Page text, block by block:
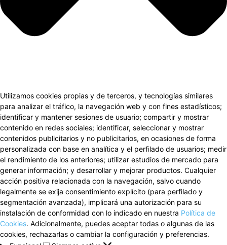
Utilizamos cookies propias y de terceros, y tecnologías similares
para analizar el tráfico, la navegación web y con fines estadísticos;
identificar y mantener sesiones de usuario; compartir y mostrar
contenido en redes sociales; identificar, seleccionar y mostrar
contenidos publicitarios y no publicitarios, en ocasiones de forma
personalizada con base en analítica y el perfilado de usuarios; medir
el rendimiento de los anteriores; utilizar estudios de mercado para
generar información; y desarrollar y mejorar productos. Cualquier
acción positiva relacionada con la navegación, salvo cuando
legalmente se exija consentimiento explícito (para perfilado y
segmentación avanzada), implicará una autorización para su
instalación de conformidad con lo indicado en nuestra Política de
Cookies. Adicionalmente, puedes aceptar todas o algunas de las
cookies, rechazarlas o cambiar la configuración y preferencias.